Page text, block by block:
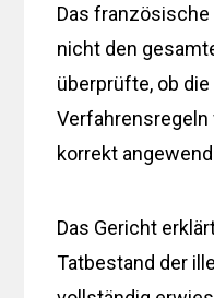
Das
nicht den
überprüfte, ob
korrekt
Das Gericht
Tatbestand der